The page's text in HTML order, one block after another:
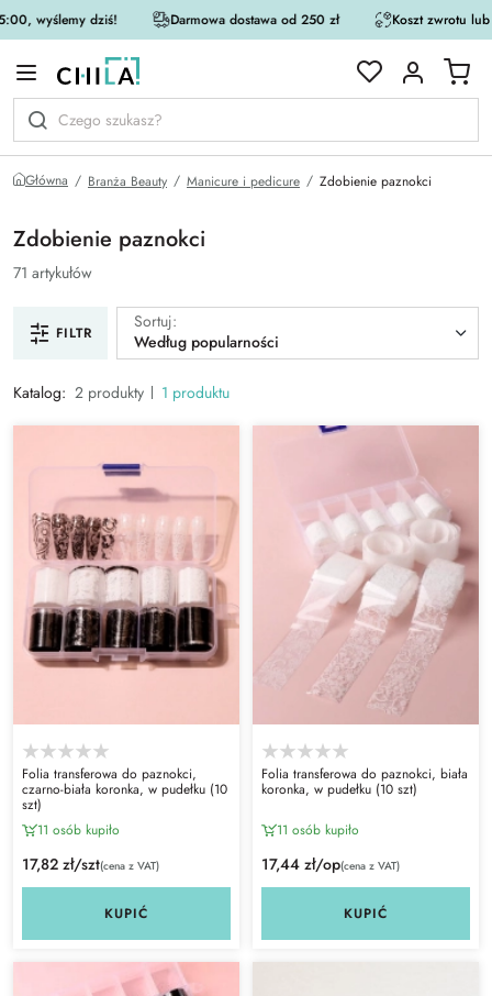
wyślemy dziś! Darmowa dostawa od 250 zł Koszt zwrotu
Główna Branża Beauty Manicure i pedicure Zdobienie paznokci
Zdobienie paznokci
71 artykułów
FILTR
Sortuj:
Według popularności
Katalog: 2 produkty 1 produktu
Folia transferowa do paznokci,
czarno-biała koronka, w pudełku (10
szt)
11 osób kupiło
17,82 zł/szt(cena z VAT)
KUPIĆ
Folia transferowa do paznokci, biała
koronka, w pudełku (10 szt)
11 osób kupiło
17,44 zł/op(cena z VAT)
KUPIĆ